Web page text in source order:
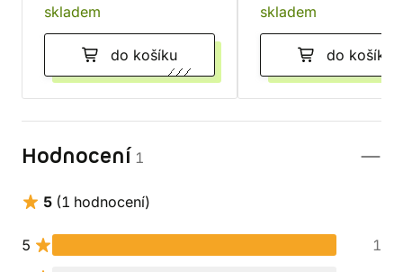
skladem
do košíku
skladem
do košíku
Hodnocení 1
5 (1 hodnocení)
5
1